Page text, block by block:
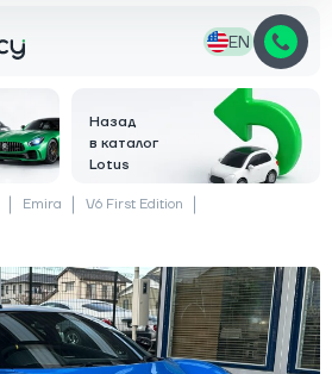
EN
Назад
в каталог
Lotus
Emira
V6 First Edition